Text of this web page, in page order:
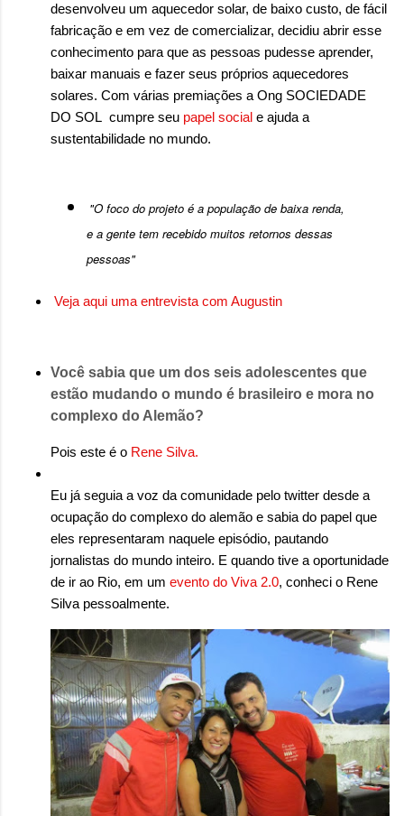
desenvolveu um aquecedor solar, de baixo custo, de fácil
fabricação e em vez de comercializar, decidiu abrir esse
conhecimento para que as pessoas pudesse aprender,
baixar manuais e fazer seus próprios aquecedores
solares. Com várias premiações a Ong SOCIEDADE
DO SOL cumpre seu papel social e ajuda a
sustentabilidade no mundo.
"O foco do projeto é a população de baixa renda,
e a gente tem recebido muitos retornos dessas
pessoas"
Veja aqui uma entrevista com Augustin
Você sabia que um dos seis adolescentes que
estão mudando o mundo é brasileiro e mora no
complexo do Alemão?
Pois este é o Rene Silva.
Eu já seguia a voz da comunidade pelo twitter desde a
ocupação do complexo do alemão e sabia do papel que
eles representaram naquele episódio, pautando
jornalistas do mundo inteiro. E quando tive a oportunidade
de ir ao Rio, em um evento do Viva 2.0, conheci o Rene
Silva pessoalmente.